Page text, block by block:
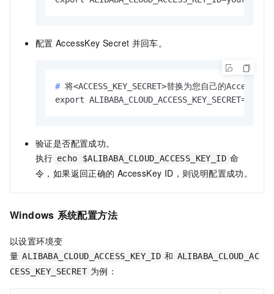
配置 AccessKey Secret 并回车。
# 将<ACCESS_KEY_SECRET>替换为您自己的
export
验证是否配置成功。
执行 echo $ALIBABA_CLOUD_ACCESS_KEY_ID 命
令，如果返回正确的 AccessKey ID，则说明配置成功。
Windows 系统配置方法
以设置环境变
量 ALIBABA_CLOUD_ACCESS_KEY_ID 和 ALIBABA_CLOUD_AC
CESS_KEY_SECRET 为例：